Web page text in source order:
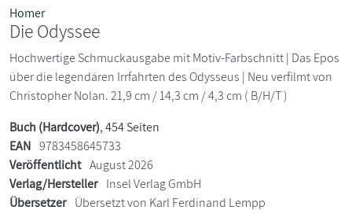
Homer
Die Odyssee
Hochwertige Schmuckausgabe mit Motiv-Farbschnitt | Das Epos
über die legendären Irrfahrten des Odysseus | Neu verfilmt von
Christopher Nolan. 21,9 cm / 14,3 cm / 4,3 cm ( B/H/T )
Buch (Hardcover), 454 Seiten
EAN 9783458645733
Veröffentlicht August 2026
Verlag/Hersteller Insel Verlag GmbH
Übersetzer Übersetzt von Karl Ferdinand Lempp